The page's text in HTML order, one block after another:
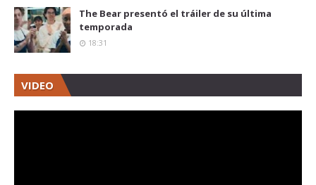
The Bear presentó el tráiler de su última
temporada
18:31
VIDEO